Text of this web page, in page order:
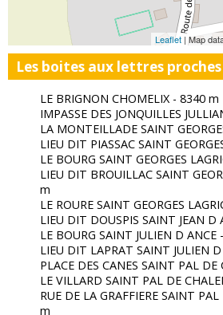
Leaflet | Map
Les boites aux lettres proches
LE BRIGNON CHOMELIX - 8340 m
IMPASSE DES JONQUILLES
LA MONTEILLADE SAINT
LIEU DIT PIASSAC SAINT
LE BOURG SAINT GEORGES
LIEU DIT BROUILLAC SAINT
m
LE ROURE SAINT GEORGES
LIEU DIT DOUSPIS SAINT JEAN D
LE BOURG SAINT JULIEN D ANCE
LIEU DIT LAPRAT SAINT JULIEN
PLACE DES CANES SAINT PAL
LE VILLARD SAINT PAL DE
RUE DE LA GRAFFIERE SAINT
m